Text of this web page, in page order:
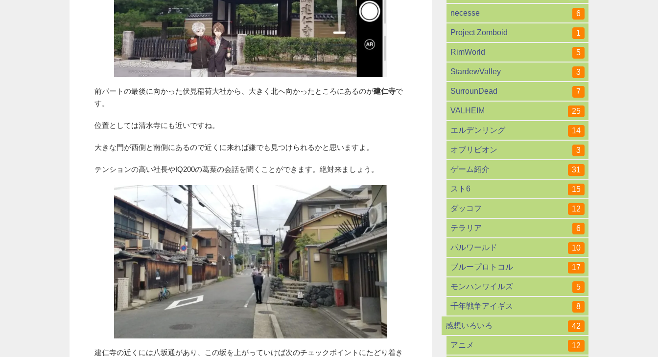
前パートの最後に向かった伏見稲荷大社から、大きく北へ向かったところにあるのが建仁寺で
す。
位置としては清水寺にも近いですね。
大きな門が西側と南側にあるので近くに来れば嫌でも見つけられるかと思いますよ。
テンションの高い社長やIQ200の葛葉の会話を聞くことができます。絶対来ましょう。
建仁寺の近くには八坂通があり、この坂を上がっていけば次のチェックポイントにたどり着き
necesse 6
Project Zomboid 1
RimWorld 5
StardewValley 3
SurrounDead 7
VALHEIM 25
エルデンリング 14
オブリビオン 3
ゲーム紹介 31
スト6 15
ダッコフ 12
テラリア 6
パルワールド 10
ブループロトコル 17
モンハンワイルズ 5
千年戦争アイギス 8
感想いろいろ 42
アニメ 12